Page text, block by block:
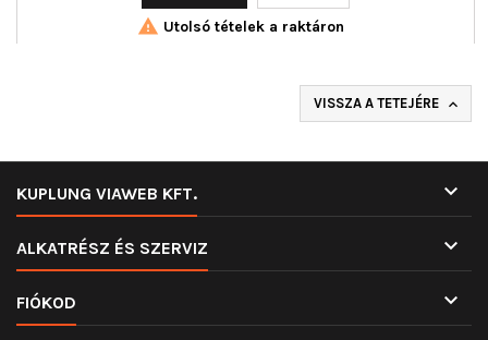
 Utolsó tételek a raktáron
VISSZA A TETEJÉRE 
KUPLUNG VIAWEB KFT. 
ALKATRÉSZ ÉS SZERVIZ 
FIÓKOD 